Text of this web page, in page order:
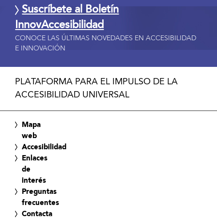
Suscríbete al Boletín
InnovAccesibilidad
CONOCE LAS ÚLTIMAS NOVEDADES EN ACCESIBILIDAD
E INNOVACIÓN
PLATAFORMA PARA EL IMPULSO DE LA
ACCESIBILIDAD UNIVERSAL
Mapa
web
Accesibilidad
Enlaces
de
interés
Preguntas
frecuentes
Contacta